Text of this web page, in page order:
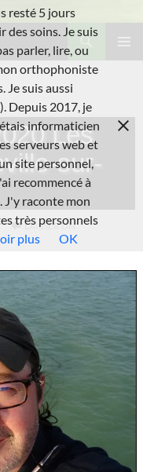
Les
sur-
LAISSER UN
resté 5 jours
des soins. Je suis
parler, lire, ou
orthophoniste
Je suis aussi
Depuis 2017, je
informaticien
serveurs web et
site personnel,
recommencé à
J'y raconte mon
très personnels
plus OK